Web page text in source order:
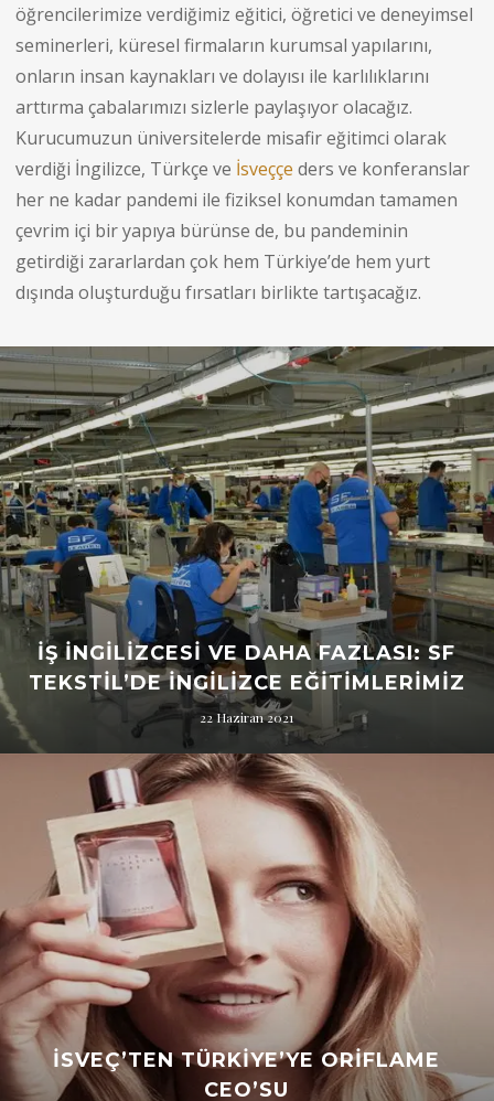
öğrencilerimize verdiğimiz eğitici, öğretici ve deneyimsel
seminerleri, küresel firmaların kurumsal yapılarını,
onların insan kaynakları ve dolayısı ile karlılıklarını
arttırma çabalarımızı sizlerle paylaşıyor olacağız.
Kurucumuzun üniversitelerde misafir eğitimci olarak
verdiği İngilizce, Türkçe ve İsveççe ders ve konferanslar
her ne kadar pandemi ile fiziksel konumdan tamamen
çevrim içi bir yapıya bürünse de, bu pandeminin
getirdiği zararlardan çok hem Türkiye’de hem yurt
dışında oluşturduğu fırsatları birlikte tartışacağız.
İŞ İNGILIZCESI VE DAHA FAZLASI: SF
TEKSTİL’DE İNGILIZCE EĞITIMLERIMIZ
22 Haziran 2021
İSVEÇ’TEN TÜRKIYE’YE ORIFLAME
CEO’SU